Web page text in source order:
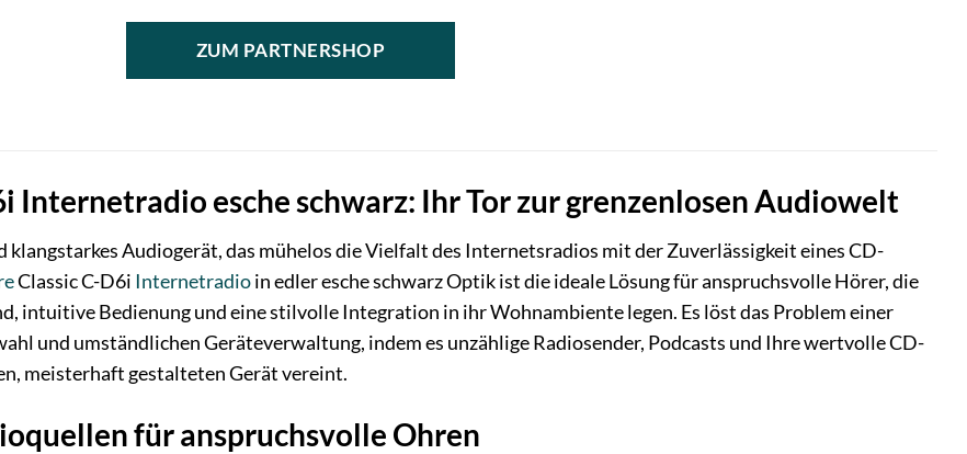
ZUM PARTNERSHOP
Internetradio esche schwarz: Ihr Tor zur grenzenlosen Audiowelt
klangstarkes Audiogerät, das mühelos die Vielfalt des Internetsradios mit der Zuverlässigkeit eines CD-
Classic C-D6i Internetradioin edler esche schwarz Optik ist die ideale Lösung für anspruchsvolle Hörer, die
intuitive Bedienung und eine stilvolle Integration in ihr Wohnambiente legen. Es löst das Problem einer
und umständlichen Geräteverwaltung, indem es unzählige Radiosender, Podcasts und Ihre wertvolle CD-
meisterhaft gestalteten Gerät vereint.
für anspruchsvolle Ohren